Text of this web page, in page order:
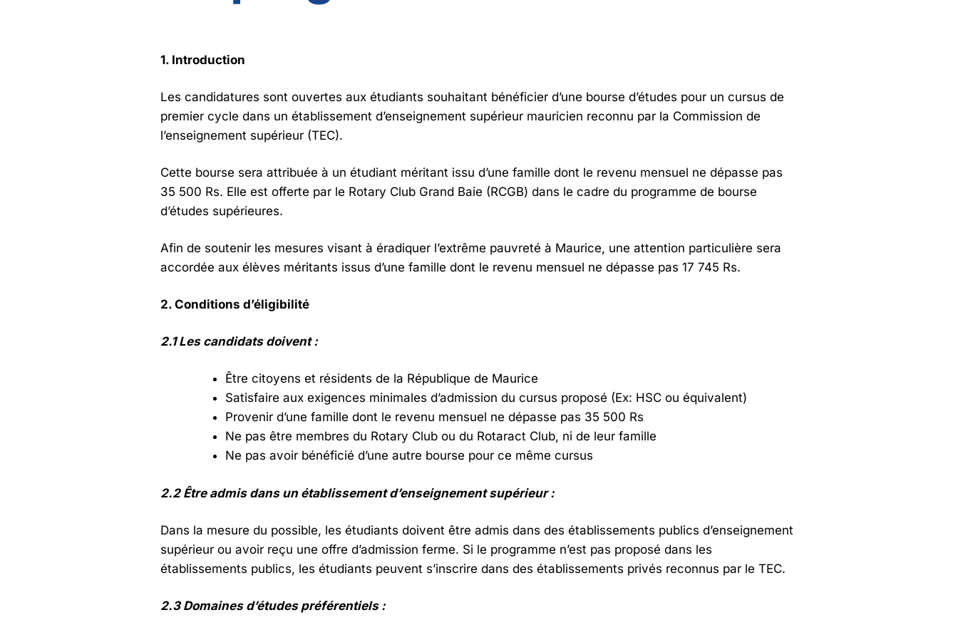
1. Introduction
Les candidatures sont ouvertes aux étudiants souhaitant bénéficier d’une bourse d’études pour un cursus de
premier cycle dans un établissement d’enseignement supérieur mauricien reconnu par la Commission de
l’enseignement supérieur (TEC).
Cette bourse sera attribuée à un étudiant méritant issu d’une famille dont le revenu mensuel ne dépasse pas
35 500 Rs. Elle est offerte par le Rotary Club Grand Baie (RCGB) dans le cadre du programme de bourse
d’études supérieures.
Afin de soutenir les mesures visant à éradiquer l’extrême pauvreté à Maurice, une attention particulière sera
accordée aux élèves méritants issus d’une famille dont le revenu mensuel ne dépasse pas 17 745 Rs.
2. Conditions d’éligibilité
2.1 Les candidats doivent :
Être citoyens et résidents de la République de Maurice
Satisfaire aux exigences minimales d’admission du cursus proposé (Ex: HSC ou équivalent)
Provenir d’une famille dont le revenu mensuel ne dépasse pas 35 500 Rs
Ne pas être membres du Rotary Club ou du Rotaract Club, ni de leur famille
Ne pas avoir bénéficié d’une autre bourse pour ce même cursus
2.2 Être admis dans un établissement d’enseignement supérieur :
Dans la mesure du possible, les étudiants doivent être admis dans des établissements publics d’enseignement
supérieur ou avoir reçu une offre d’admission ferme. Si le programme n’est pas proposé dans les
établissements publics, les étudiants peuvent s’inscrire dans des établissements privés reconnus par le TEC.
2.3 Domaines d’études préférentiels :